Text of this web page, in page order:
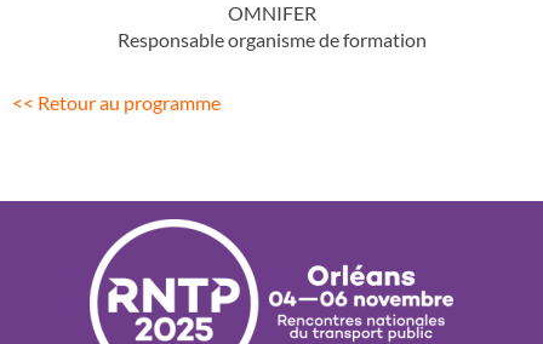
OMNIFER
Responsable organisme de formation
<< Retour au programme